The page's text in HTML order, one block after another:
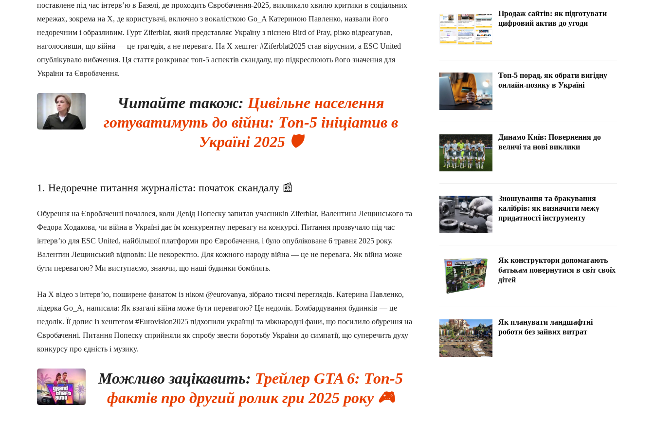
поставлене під час інтерв’ю в Базелі, де проходить Євробачення-2025, викликало хвилю критики в соціальних
мережах, зокрема на X, де користувачі, включно з вокалісткою Go_A Катериною Павленко, назвали його
недоречним і образливим. Гурт Ziferblat, який представляє Україну з піснею Bird of Pray, різко відреагував,
наголосивши, що війна — це трагедія, а не перевага. На X хештег #Ziferblat2025 став вірусним, а ESC United
опублікувало вибачення. Ця стаття розкриває топ-5 аспектів скандалу, що підкреслюють його значення для
України та Євробачення.
Читайте також:Цивільне населення
готуватимуть до війни: Топ-5 ініціатив в
Україні 2025 🛡️
1. Недоречне питання журналіста: початок скандалу 📰
Обурення на Євробаченні почалося, коли Девід Попеску запитав учасників Ziferblat, Валентина Лещинського та
Федора Ходакова, чи війна в Україні дає їм конкурентну перевагу на конкурсі. Питання прозвучало під час
інтерв’ю для ESC United, найбільшої платформи про Євробачення, і було опубліковане 6 травня 2025 року.
Валентин Лещинський відповів: Це некоректно. Для кожного народу війна — це не перевага. Як війна може
бути перевагою? Ми виступаємо, знаючи, що наші будинки бомблять.
На X відео з інтерв’ю, поширене фанатом із ніком @eurovanya, зібрало тисячі переглядів. Катерина Павленко,
лідерка Go_A, написала: Як взагалі війна може бути перевагою? Це недолік. Бомбардування будинків — це
недолік. Її допис із хештегом #Eurovision2025 підхопили українці та міжнародні фани, що посилило обурення на
Євробаченні. Питання Попеску сприйняли як спробу звести боротьбу України до симпатії, що суперечить духу
конкурсу про єдність і музику.
Можливо зацікавить: Трейлер GTA 6: Топ-5
фактів про другий ролик гри 2025 року 🎮
Продаж сайтів: як підготувати
цифровий актив до угоди
Топ-5 порад, як обрати вигідну
онлайн-позику в Україні
Динамо Київ: Повернення до
величі та нові виклики
Зношування та бракування
калібрів: як визначити межу
придатності інструменту
Як конструктори допомагають
батькам повернутися в світ своїх
дітей
Як планувати ландшафтні
роботи без зайвих витрат